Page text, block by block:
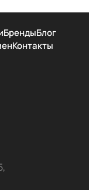
БрендыБлог
Контакты